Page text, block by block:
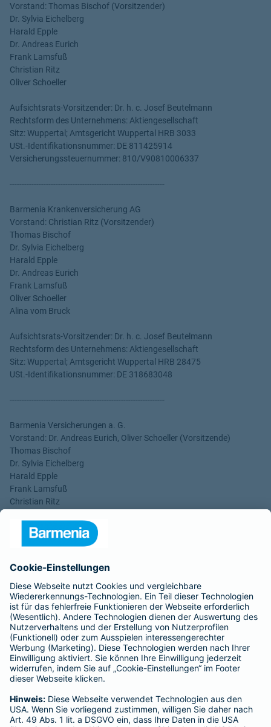
Vorstand: Thomas Bischof (Vorsitzender)
Dr. Sylvia Eichelberg
Harald Epple
Dr. Andreas Eurich
Frank Lamsfuß
Christian Ritz
Oliver Schoeller
Aufsichtsrats-Vorsitzender: Dr. h. c. Josef Beutelmann
Rechtsform des Unternehmens: Aktiengesellschaft
Sitz: Wuppertal; Amtsgericht Wuppertal HRB 3033
USt.-Identifikationsnummer: DE 811425914
Versicherungssteuernummer: 810/V90810006337
----------------------------------------------------------------
Barmenia Krankenversicherung AG
Vorstand: Christian Ritz (Vorsitzender)
Thomas Bischof
Dr. Sylvia Eichelberg
Harald Epple
Dr. Andreas Eurich
Frank Lamsfuß
Oliver Schoeller
Alina vom Bruck
Aufsichtsrats-Vorsitzender: Dr. h. c. Josef Beutelmann
Rechtsform des Unternehmens: Aktiengesellschaft
Sitz: Wuppertal; Amtsgericht Wuppertal HRB 28475
USt.-Identifikationsnummer: DE 318683048
----------------------------------------------------------------
Barmenia Versicherungen a. G.
Vorstand: Dr. Andreas Eurich, Oliver Schoeller (Vorsitzende)
Thomas Bischof
Dr. Sylvia Eichelberg
Harald Epple
Frank Lamsfuß
Christian Ritz
Aufsichtsrats-Vorsitzender: Dr. h. c. Josef Beutelmann
Gegenseitigkeit
USt.-Identifikationsnummer: DE 121102508
----------------------------------------------------------------
Gothaer Lebensversicherung AG
Vorstand: Alina vom Bruck (Vorsitzende)
Thomas Bischof
Dr. Sylvia Eichelberg
Dr. Andreas Eurich
Frank Lamsfuß